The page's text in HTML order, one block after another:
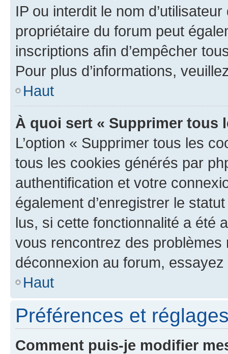
IP ou interdit le nom
propriétaire du forum peut
inscriptions afin d’empêcher
Pour plus d’informations,
Haut
À quoi sert « Supprimer tous
L’option « Supprimer tous les
tous les cookies générés par
authentification et votre
également d’enregistrer le
lus, si cette fonctionnalité a été
vous rencontrez des
déconnexion au forum,
Haut
Préférences et
Comment puis-je modifier